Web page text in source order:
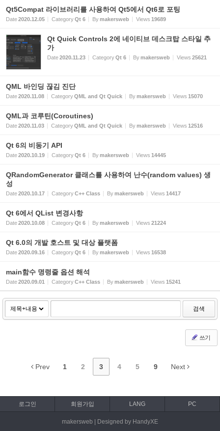
Qt5Compat 라이브러리를 사용하여 Qt5에서 Qt6로 포팅
Date2020.12.05 CategoryQt 6 Bymakersweb Views 19689
Qt Quick Controls 2에 네이티브 데스크탑 스타일 추
가
Date2020.11.23 CategoryQt 6 Bymakersweb Views 25621
QML 바인딩 끊김 진단
Date2020.11.08 CategoryQML and Qt Quick Bymakersweb Views 15070
QML과 코루틴(Coroutines)
Date2020.11.03 CategoryQML and Qt Quick Bymakersweb Views 12516
Qt 6의 비동기 API
Date2020.10.19 CategoryQt 6 Bymakersweb Views 14445
QRandomGenerator 클래스를 사용하여 난수(random values) 생
성
Date2020.10.17 CategoryC++ Class Bymakersweb Views 14417
Qt 6에서 QList 변경사항
Date2020.10.08 CategoryQt 6 Bymakersweb Views 21224
Qt 6.0의 개발 호스트 및 대상 플랫폼
Date2020.09.16 CategoryQt 6 Bymakersweb Views 16538
main함수 명령줄 옵션 해석
Date2020.09.01 CategoryC++ Class Bymakersweb Views 15241
검색
쓰기
Prev 1 2 3 4 5 9 Next
로그인 회원가입 LANG PC
makersweb | Designed by HandyXE